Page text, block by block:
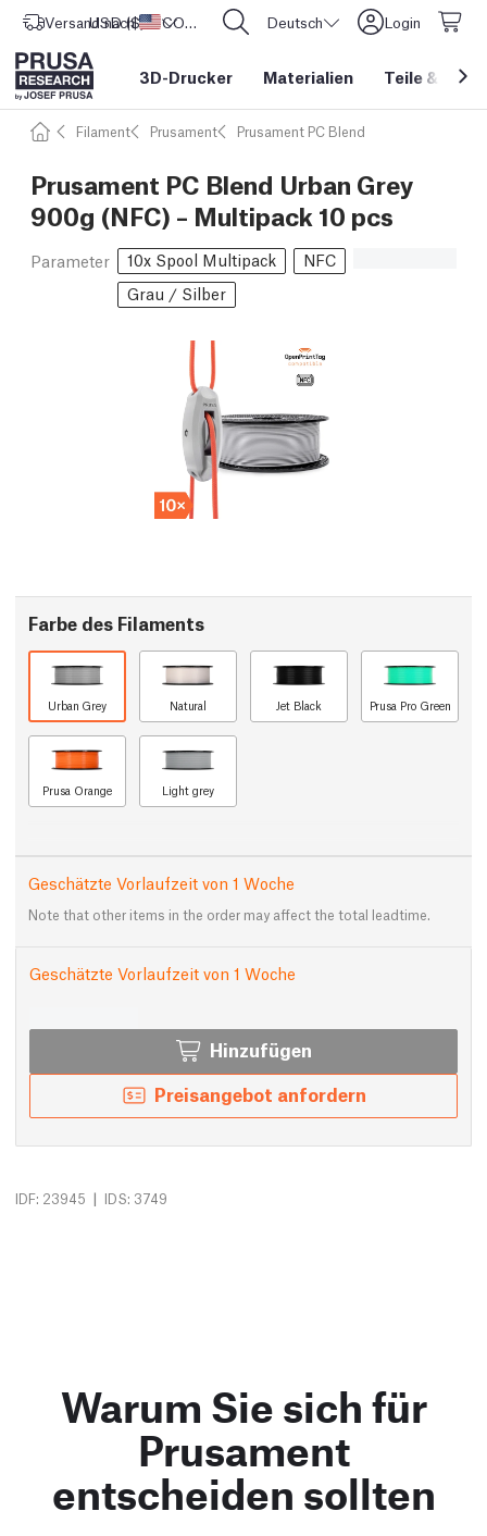
Versand nach Vereinigte Staaten
USD ($) CORE One L: Jetzt auf Lager! Deutsch Login
3D-Drucker Materialien Teile &
Filament Prusament Prusament PC Blend
Prusament PC Blend Urban Grey
900g (NFC) – Multipack 10 pcs
Parameter 10x Spool Multipack
NFC
Grau / Silber
Farbe des Filaments
Urban Grey Natural Jet Black Prusa Pro Green
Prusa Orange Light grey
Geschätzte Vorlaufzeit von 1 Woche
Note that other items in the order may affect the total leadtime.
Geschätzte Vorlaufzeit von 1 Woche
Hinzufügen
Preisangebot anfordern
IDF: 23945 | IDS: 3749
Warum Sie sich für
Prusament
entscheiden sollten